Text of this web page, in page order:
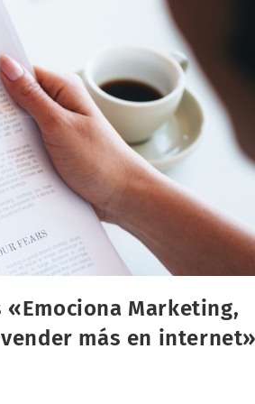
Marketing,
más en